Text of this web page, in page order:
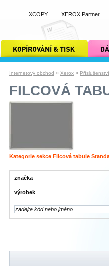
Internetový obchod » Xerox » Příslušenství
FILCOVÁ
Kategorie sekce Filcová tabule
značka
výrobek
kopírování a tisk xcopy dárkové
XCOPY XEROX Partner